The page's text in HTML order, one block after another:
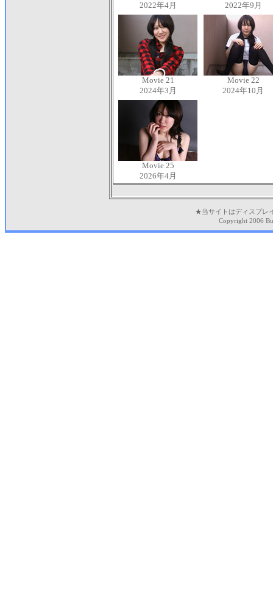
2022年4月
2022年9月
Movie 21
2024年3月
Movie 22
2024年10月
Movie 25
2026年4月
★当サイトはディスプレ
Copyright 2006